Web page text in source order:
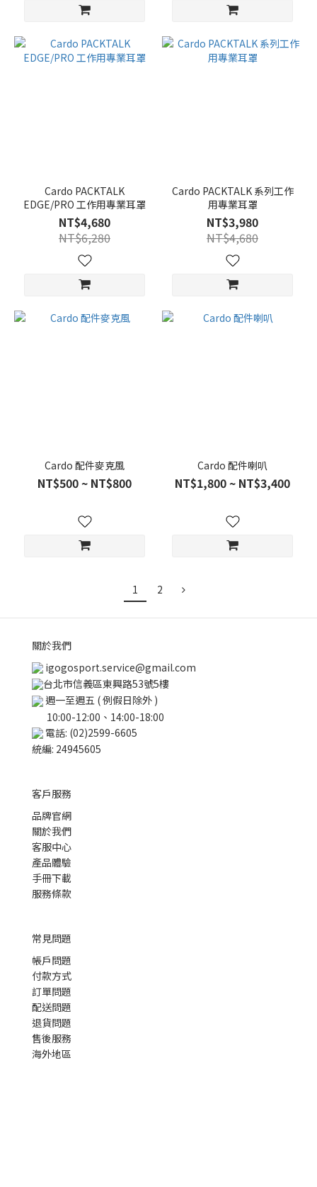
Cardo PACKTALK
EDGE/PRO 工作用專業耳罩
NT$4,680
NT$6,280
Cardo PACKTALK 系列工作
用專業耳罩
NT$3,980
NT$4,680
Cardo 配件麥克風
NT$500 ~ NT$800
Cardo 配件喇叭
NT$1,800 ~ NT$3,400
1 2
關於我們
igogosport.service@gmail.com
台北市信義區東興路53號5樓
週一至週五 ( 例假日除外 )
10:00-12:00、14:00-18:00
電話: (02)2599-6605
統編: 24945605
客戶服務
品牌官網
關於我們
客服中心
產品體驗
手冊下載
服務條款
常見問題
帳戶問題
付款方式
訂單問題
配送問題
退貨問題
售後服務
海外地區